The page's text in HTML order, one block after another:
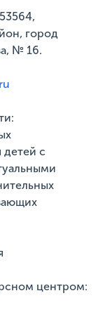
город
№ 16.
детей с
центром: